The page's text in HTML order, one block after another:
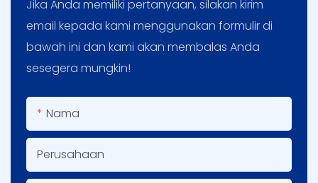
Jika Anda memiliki pertanyaan, silakan kirim
email kepada kami menggunakan formulir di
bawah ini dan kami akan membalas Anda
sesegera mungkin!
Nama
Perusahaan